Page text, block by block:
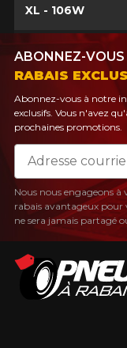
XL - 106W
ABONNEZ-VOUS
RABAIS
Abonnez-vous à notre
exclusifs. Vous n'avez
prochaines promotions.
Courriel
Nous nous engageons
rabais avantageux pour
ne sera jamais partagé